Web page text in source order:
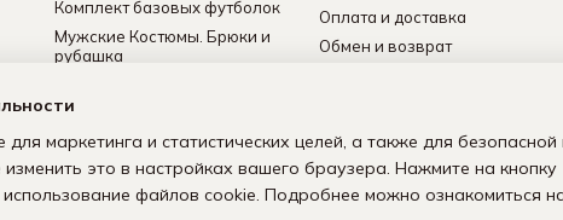
Комплект базовых футболок
Мужские Костюмы. Брюки и
рубашка
Мужские флисовые
Оплата и доставка
Обмен и возврат
Пользовательское
соглашение
маркетинга и статистических целей, а также для безопасной
это в настройках вашего браузера. Нажмите на кнопку
использование файлов cookie. Подробнее можно ознакомиться